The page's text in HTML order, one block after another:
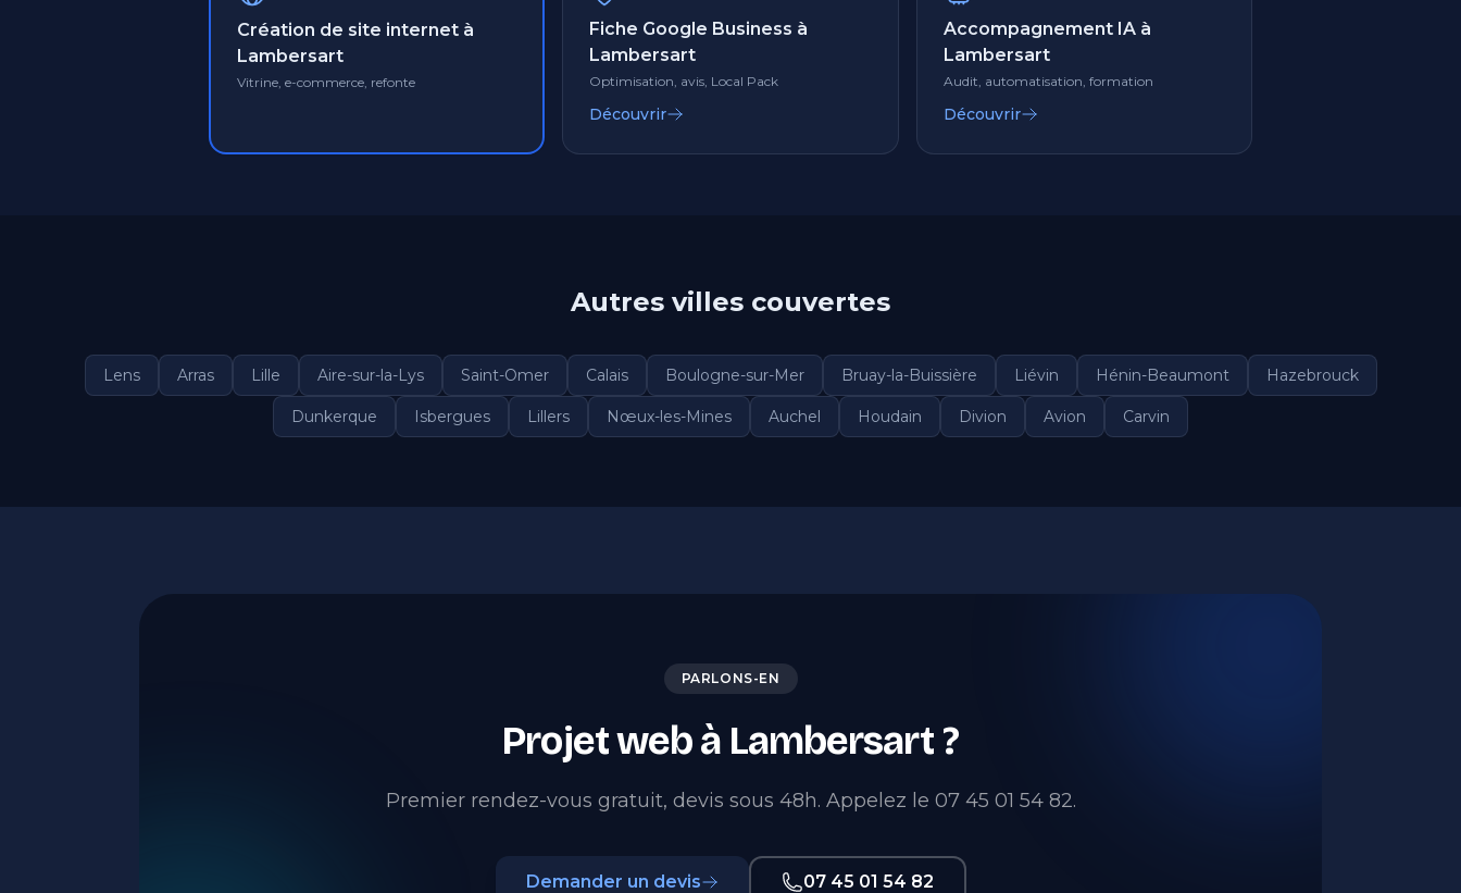
Création de site internet à
Lambersart
Vitrine, e-commerce, refonte
Fiche Google Business à
Lambersart
Optimisation, avis, Local Pack
Découvrir
Accompagnement IA à
Lambersart
Audit, automatisation, formation
Découvrir
Autres villes couvertes
Lens Arras Lille Aire-sur-la-Lys Saint-Omer Calais Boulogne-sur-Mer Bruay-la-Buissière Liévin Hénin-Beaumont Hazebrouck
Dunkerque Isbergues Lillers Nœux-les-Mines Auchel Houdain Divion Avion Carvin
PARLONS-EN
Projet web à Lambersart ?
Premier rendez-vous gratuit, devis sous 48h. Appelez le 07 45 01 54 82.
Demander un devis 07 45 01 54 82